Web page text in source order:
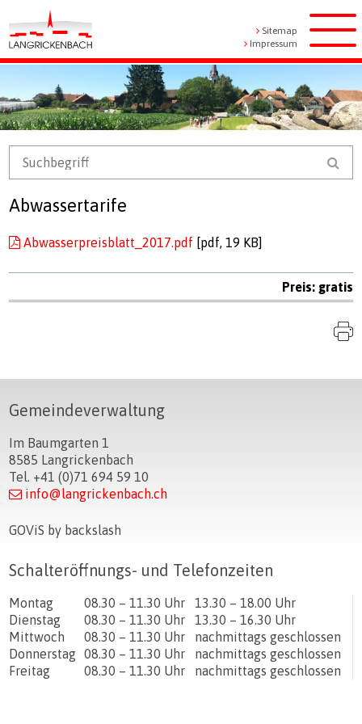
Navigieren in Langrickenbach
Schnellnavigation
Metanavigation
Sitemap
Impressum
Abwassertarife
Abwasserpreisblatt_2017.pdf [pdf, 19 KB]
Preis: gratis
Suchbegriff
Footer
Gemeindeverwaltung
Im Baumgarten 1
8585 Langrickenbach
Tel. +41 (0)71 694 59 10
info@langrickenbach.ch
GOViS by backslash
Schalteröffnungs- und Telefonzeiten
TagÖffnungszeiten Vormittag Öffnungszeiten Nachmittag
Montag 08.30 – 11.30 Uhr
13.30 – 18.00 Uhr
Dienstag
08.30 – 11.30 Uhr
13.30 – 16.30 Uhr
Mittwoch
08.30 – 11.30 Uhr
nachmittags geschlossen
Donnerstag 08.30 – 11.30 Uhr
nachmittags geschlossen
Freitag
08.30 – 11.30 Uhr nachmittags geschlossen